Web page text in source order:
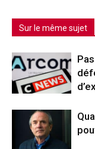
Sur le même sujet